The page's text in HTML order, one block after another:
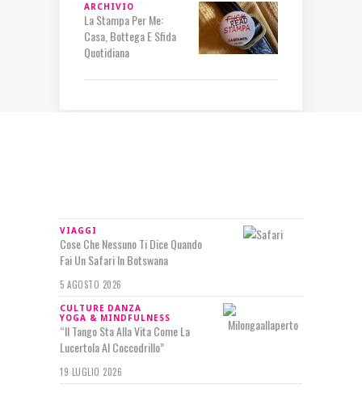
ARCHIVIO
La Stampa Per Me:
Casa, Bottega E Sfida
Quotidiana
VIAGGI
Cose Che Nessuno Ti Dice Quando
Fai Un Safari In Botswana
5 AGOSTO 2026
CULTURE DANZA
YOGA & MINDFULNESS
“Il Tango Sta Alla Vita Come La
Lucertola Al Coccodrillo”
19 LUGLIO 2026